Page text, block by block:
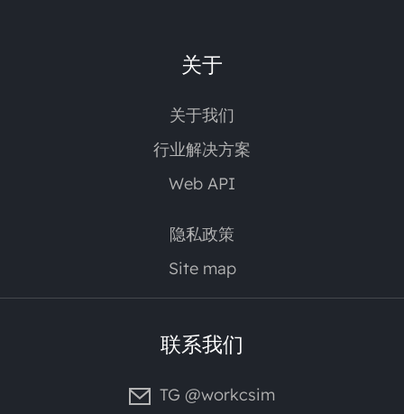
关于
关于我们
行业解决方案
Web API
隐私政策
Site map
联系我们
TG @workcsim